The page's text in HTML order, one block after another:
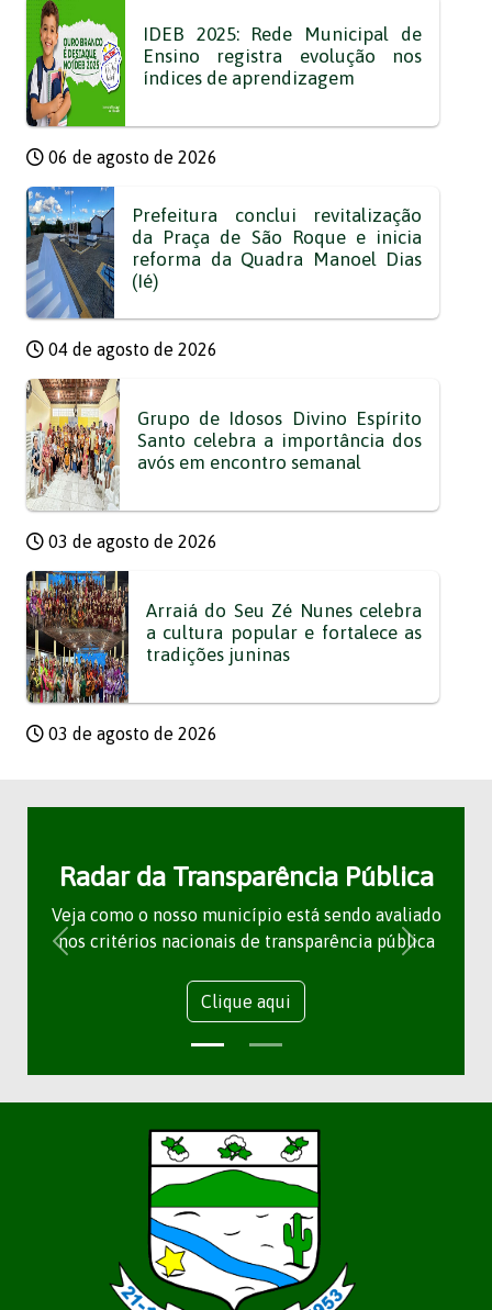
IDEB 2025: Rede Municipal de
Ensino registra evolução nos
índices de aprendizagem
06 de agosto de 2026
Prefeitura conclui revitalização
da Praça de São Roque e inicia
reforma da Quadra Manoel Dias
(Ié)
04 de agosto de 2026
Grupo de Idosos Divino Espírito
Santo celebra a importância dos
avós em encontro semanal
03 de agosto de 2026
Arraiá do Seu Zé Nunes celebra
a cultura popular e fortalece as
tradições juninas
03 de agosto de 2026
Radar da Transparência Pública
Veja como o nosso município está sendo avaliado
nos critérios nacionais de transparência pública
Clique aqui